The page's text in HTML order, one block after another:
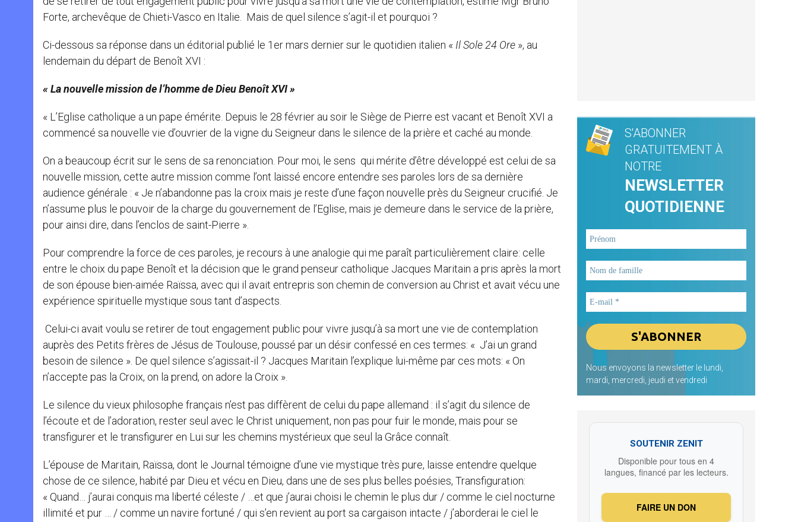
Forte, archevêque de Chieti-Vasco en Italie. Mais de quel silence s’agit-il et pourquoi ?
Ci-dessous sa réponse dans un éditorial publié le 1er mars dernier sur le quotidien italien « Il Sole 24 Ore », au
lendemain du départ de Benoît XVI :
« La nouvelle mission de l’homme de Dieu Benoît XVI »
« L’Eglise catholique a un pape émérite. Depuis le 28 février au soir le Siège de Pierre est vacant et Benoît XVI a
commencé sa nouvelle vie d’ouvrier de la vigne du Seigneur dans le silence de la prière et caché au monde.
On a beaucoup écrit sur le sens de sa renonciation. Pour moi, le sens qui mérite d’être développé est celui de sa
nouvelle mission, cette autre mission comme l’ont laissé encore entendre ses paroles lors de sa dernière
audience générale : « Je n’abandonne pas la croix mais je reste d’une façon nouvelle près du Seigneur crucifié. Je
n’assume plus le pouvoir de la charge du gouvernement de l’Eglise, mais je demeure dans le service de la prière,
pour ainsi dire, dans l’enclos de saint-Pierre ».
Pour comprendre la force de ces paroles, je recours à une analogie qui me paraît particulièrement claire: celle
entre le choix du pape Benoît et la décision que le grand penseur catholique Jacques Maritain a pris après la mort
de son épouse bien-aimée Raïssa, avec qui il avait entrepris son chemin de conversion au Christ et avait vécu une
expérience spirituelle mystique sous tant d’aspects.
Celui-ci avait voulu se retirer de tout engagement public pour vivre jusqu’à sa mort une vie de contemplation
auprès des Petits frères de Jésus de Toulouse, poussé par un désir confessé en ces termes: « J’ai un grand
besoin de silence ». De quel silence s’agissait-il ? Jacques Maritain l’explique lui-même par ces mots: « On
n’accepte pas la Croix, on la prend, on adore la Croix ».
Le silence du vieux philosophe français n’est pas diffèrent de celui du pape allemand : il s’agit du silence de
l’écoute et de l’adoration, rester seul avec le Christ uniquement, non pas pour fuir le monde, mais pour se
transfigurer et le transfigurer en Lui sur les chemins mystérieux que seul la Grâce connaît.
L’épouse de Maritain, Raïssa, dont le Journal témoigne d’une vie mystique très pure, laisse entendre quelque
chose de ce silence, habité par Dieu et vécu en Dieu, dans une de ses plus belles poésies, Transfiguration:
« Quand… j’aurai conquis ma liberté céleste / …et que j’aurai choisi le chemin le plus dur / comme le ciel nocturne
illimité et pur … / comme un navire fortuné / qui s’en revient au port sa cargaison intacte / j’aborderai le ciel le
S'ABONNER
GRATUITEMENT À
NOTRE
NEWSLETTER
QUOTIDIENNE
Nous envoyons la newsletter le lundi,
mardi, mercredi, jeudi et vendredi
SOUTENIR ZENIT
Disponible pour tous en 4
langues, financé par les lecteurs.
FAIRE UN DON